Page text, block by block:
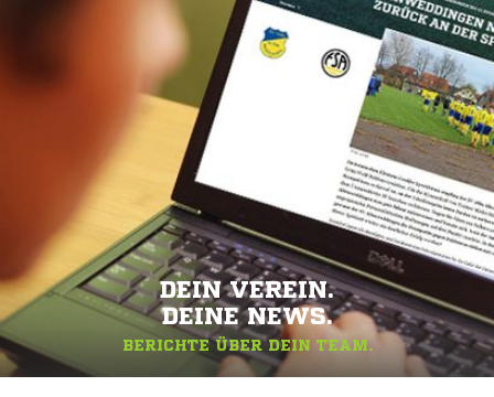
DEIN VEREIN.
DEINE NEWS.
BERICHTE ÜBER DEIN TEAM.